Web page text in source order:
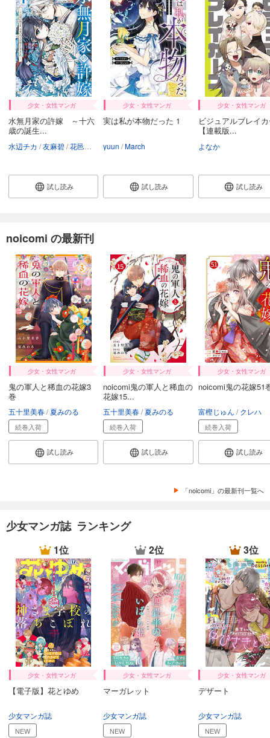
試し読み
あらすじを表示する
noicomi vol.152
440円 (税込)
カート
試し読み
あらすじを表示する
noicomi vol.151
試し読み
noicomi vol.150
440 円 (税込)
カート
試し読み
あらすじを表示する
noicomi vol.149
660円 (税込)
カート
試し読み
noicomi vol.148
550
試し読み
あらすじを表示する
noicomi vol.146
440円 (税込)
カート
試し読み
あらすじを表示する
noicomi vol.145
660
試し読み
あらすじを表示する
少女・女性マンガ
水無月家の許嫁 ～十六
歳の誕生...
水辺チカ 友麻碧 花邑まい
試し読み
少女・女性マンガ
実は私が本物だった 1
yuun March
試し読み
少女・女性マンガ
ビジュアルブレイ
【連載版...
よなか
試し読み
noicomi の最新刊
少女・女性マンガ
鬼の軍人と稀血の花嫁3
巻
五十里美春 夏みのる
続巻入荷
試し読み
少女・女性マンガ
noicomi鬼の軍人と稀血の
花嫁15...
五十里美春 夏みのる
続巻入荷
試し読み
少女・女性マンガ
noicomi鬼の花嫁51
富樫じゅん クレハ
続巻入荷
試し読み
「noicomi」の最新刊一覧へ
少女マンガ誌 ランキング
1位
少女・女性マンガ
【電子版】花とゆめ
少女マンガ誌
NEW
2位
少女・女性マンガ
マーガレット
少女マンガ誌
NEW
3位
少女・女性マンガ
デザート
少女マンガ誌
NEW